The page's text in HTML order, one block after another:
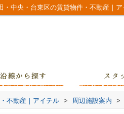
・中央・台東区の賃貸物件・不動産｜
不動産｜アイテル > 周辺施設案内 >